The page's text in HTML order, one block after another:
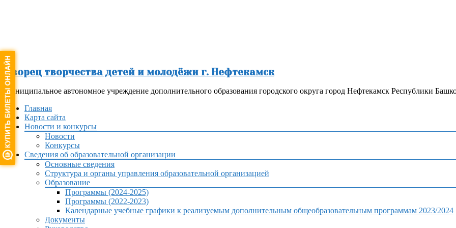
Дворец творчества детей и молодёжи г. Нефтекамск
Муниципальное автономное учреждение дополнительного образования городского округа город Нефтекамск Республики
МенюГлавная
Карта сайта
Новости и конкурсы
Новости
Конкурсы
Сведения об образовательной организации
Основные сведения
Структура и органы управления образовательной организацией
Образование
Программы (2024-2025)
Программы (2022-2023)
Календарные учебные графики к реализуемым дополнительным общеобразовательным программам 2023/2024
Документы